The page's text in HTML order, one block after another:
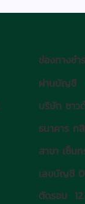
ช่องทางชำ
ผ่านบัญชี
บริษัท ซาว
ธนาคาร ก
สาขา เซ็
เลขบัญชี
ตัดรอบ